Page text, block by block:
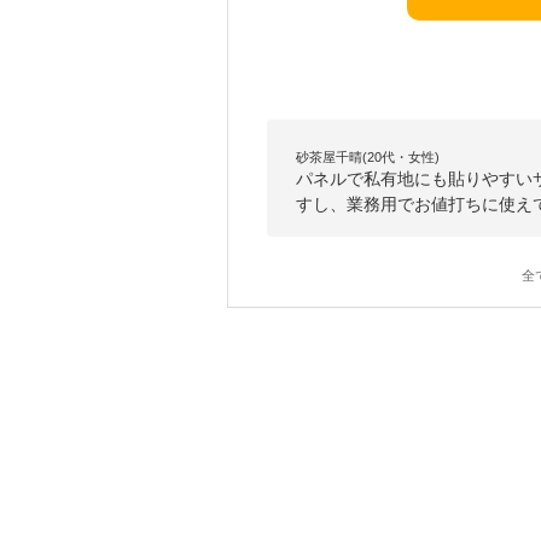
砂茶屋千晴(20代・女性)
パネルで私有地にも貼りやす
すし、業務用でお値打ちに使え
全